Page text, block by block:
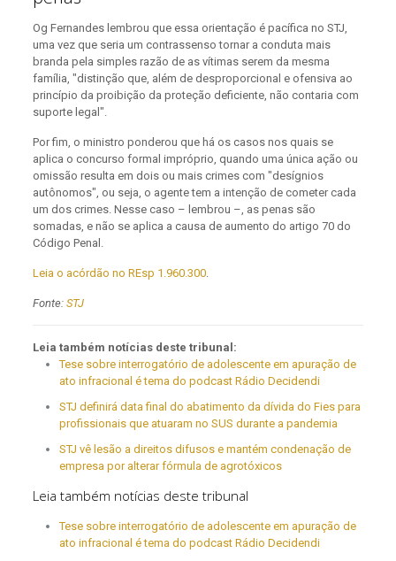
Og Fernandes lembrou que essa orientação é pacífica no STJ,
uma vez que seria um contrassenso tornar a conduta mais
branda pela simples razão de as vítimas serem da mesma
família, "distinção que, além de desproporcional e ofensiva ao
princípio da proibição da proteção deficiente, não contaria com
suporte legal".
Por fim, o ministro ponderou que há os casos nos quais se
aplica o concurso formal impróprio, quando uma única ação ou
omissão resulta em dois ou mais crimes com "desígnios
autônomos", ou seja, o agente tem a intenção de cometer cada
um dos crimes. Nesse caso – lembrou –, as penas são
somadas, e não se aplica a causa de aumento do artigo 70 do
Código Penal.
Leia o acórdão no REsp 1.960.300.
Fonte: STJ
Leia também notícias deste tribunal:
Tese sobre interrogatório de adolescente em apuração de
ato infracional é tema do podcast Rádio Decidendi
STJ definirá data final do abatimento da dívida do Fies para
profissionais que atuaram no SUS durante a pandemia
STJ vê lesão a direitos difusos e mantém condenação de
empresa por alterar fórmula de agrotóxicos
Leia também notícias deste tribunal
Tese sobre interrogatório de adolescente em apuração de
ato infracional é tema do podcast Rádio Decidendi